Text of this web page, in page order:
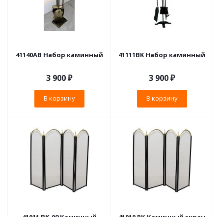
41140AB Набор каминный
3 900₽
В корзину
41111BK Набор каминный
3 900₽
В корзину